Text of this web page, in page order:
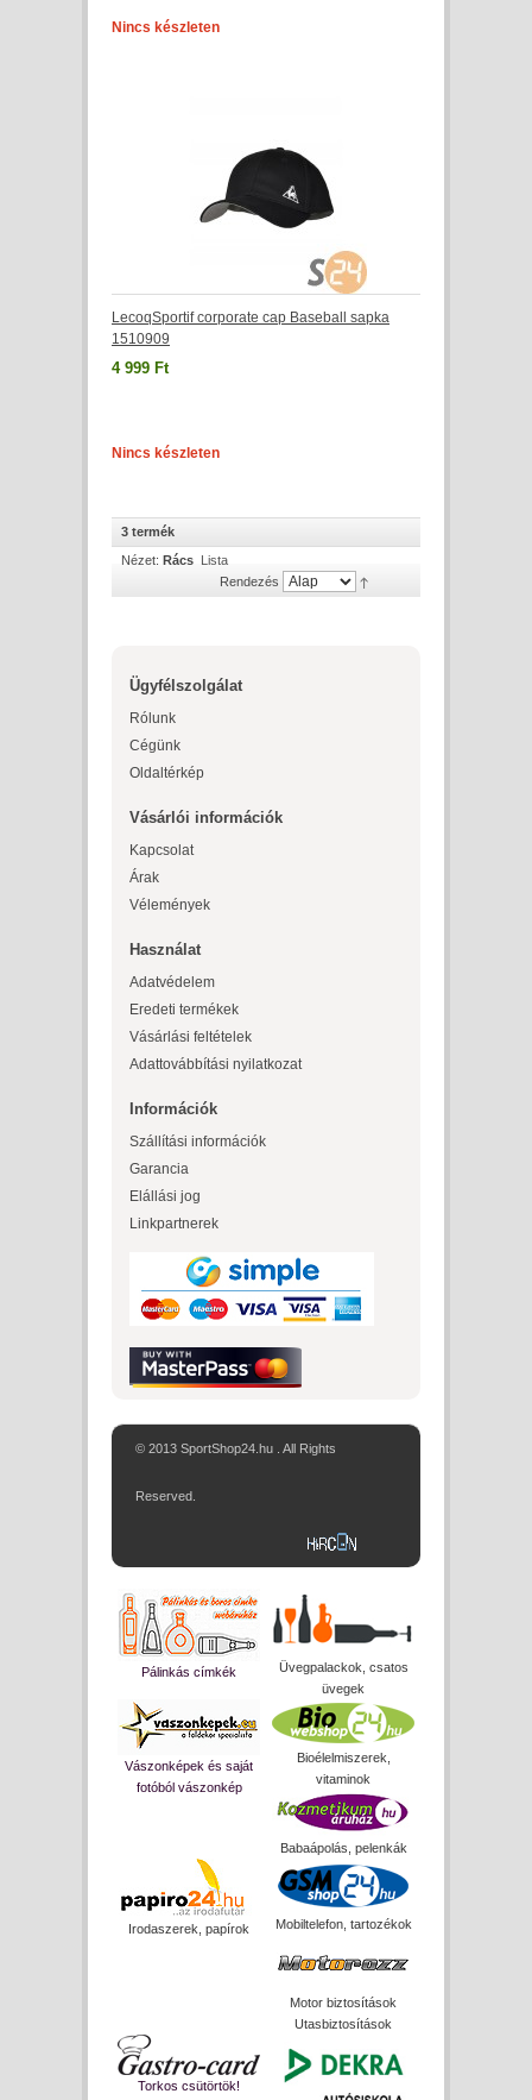
Nincs készleten
LecoqSportif corporate cap Baseball sapka
1510909
4 999 Ft
Nincs készleten
3 termék
Nézet: Rács Lista
Rendezés
Ügyfélszolgálat
Rólunk
Cégünk
Oldaltérkép
Vásárlói információk
Kapcsolat
Árak
Vélemények
Használat
Adatvédelem
Eredeti termékek
Vásárlási feltételek
Adattovábbítási nyilatkozat
Információk
Szállítási információk
Garancia
Elállási jog
Linkpartnerek
© 2013 SportShop24.hu . All Rights
Reserved.
Pálinkás címkék
Üvegpalackok, csatos
üvegek
Vászonképek és saját
fotóból vászonkép
Bioélelmiszerek,
vitaminok
Babaápolás, pelenkák
Irodaszerek, papírok Mobiltelefon, tartozékok
Motor biztosítások
Utasbiztosítások
Torkos csütörtök!